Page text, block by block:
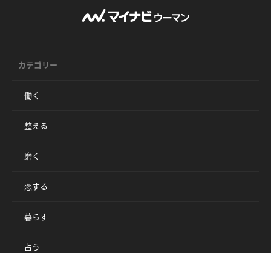
カテゴリー
働く
整える
磨く
恋する
暮らす
占う